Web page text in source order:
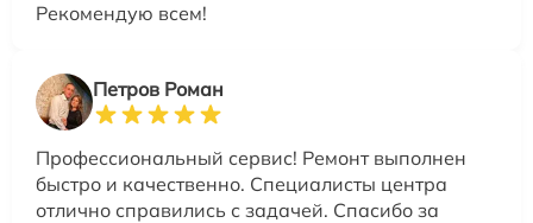
Рекомендую всем!
Петров Роман
Профессиональный сервис! Ремонт выполнен
быстро и качественно. Специалисты центра
отлично справились с задачей. Спасибо за